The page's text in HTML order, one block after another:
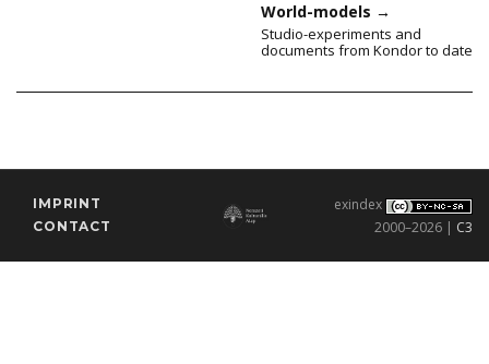
World-models →
Studio-experiments and
documents from Kondor to date
IMPRINT
CONTACT
exindex
2000–2026 | C3